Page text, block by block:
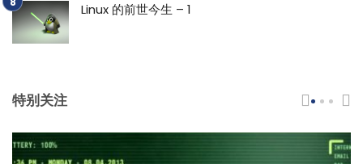
Linux 的前世今生 – 1
特别关注